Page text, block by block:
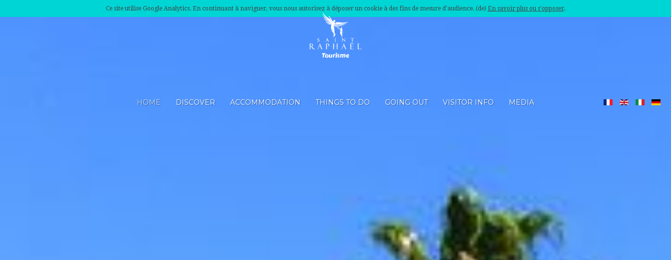
Ce site utilise Google Analytics. En continuant à naviguer, vous nous autorisez à déposer un cookie à des fins de mesure d'audience. (de) En savoir plus ou s'opposer.
HOME DISCOVER ACCOMMODATION THINGS TO DO GOING OUT VISITOR INFO MEDIA